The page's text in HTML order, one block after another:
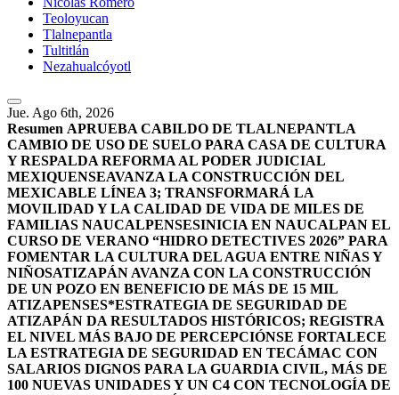
Teoloyucan
Tlalnepantla
Tultitlán
Nezahualcóyotl
Jue. Ago 6th, 2026
Resumen APRUEBA CABILDO DE TLALNEPANTLA
CAMBIO DE USO DE SUELO PARA CASA DE CULTURA
Y RESPALDA REFORMA AL PODER JUDICIAL
MEXIQUENSEAVANZA LA CONSTRUCCIÓN DEL
MEXICABLE LÍNEA 3; TRANSFORMARÁ LA
MOVILIDAD Y LA CALIDAD DE VIDA DE MILES DE
FAMILIAS NAUCALPENSESINICIA EN NAUCALPAN EL
CURSO DE VERANO “HIDRO DETECTIVES 2026” PARA
FOMENTAR LA CULTURA DEL AGUA ENTRE NIÑAS Y
NIÑOSATIZAPÁN AVANZA CON LA CONSTRUCCIÓN
DE UN POZO EN BENEFICIO DE MÁS DE 15 MIL
ATIZAPENSES*ESTRATEGIA DE SEGURIDAD DE
ATIZAPÁN DA RESULTADOS HISTÓRICOS; REGISTRA
EL NIVEL MÁS BAJO DE PERCEPCIÓNSE FORTALECE
LA ESTRATEGIA DE SEGURIDAD EN TECÁMAC CON
SALARIOS DIGNOS PARA LA GUARDIA CIVIL, MÁS DE
100 NUEVAS UNIDADES Y UN C4 CON TECNOLOGÍA DE